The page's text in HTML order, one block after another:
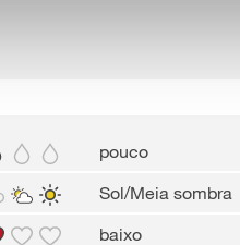
pouco
Sol/Meia sombra
baixo